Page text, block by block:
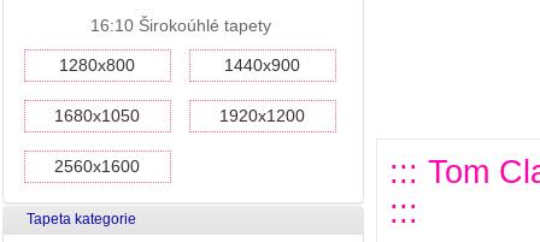
16:10 Širokoúhlé tapety
1280x800 1440x900
1680x1050 1920x1200
2560x1600
Tapeta kategorie
::: Tom
:::